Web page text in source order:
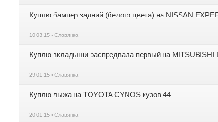
Куплю бампер задний (белого цвета) на NISSAN
10.03.15 • Славянка
Куплю вкладыши распредвала первый на MITSUBISHI
29.01.15 • Славянка
Куплю лыжа на TOYOTA CYNOS кузов 44
20.01.15 • Славянка